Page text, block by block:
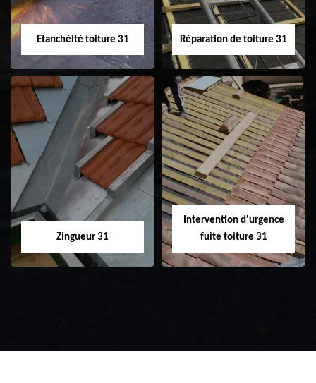
Etanchéité toiture 31
Etanchéité toiture
31
Réparation de toiture 31
Réparation de
toiture 31
Zingueur 31
Intervention d'urgence
fuite toiture 31